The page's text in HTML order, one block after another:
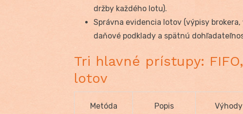
držby každého lotu).
Správna evidencia lotov (výpisy
daňové podklady a spätnú
Tri hlavné prístupy:
lotov
Metóda Popis Výhody